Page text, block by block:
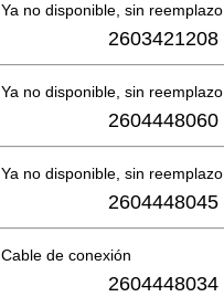
Ya no disponible, sin reemplazo
2603421208
Ya no disponible, sin reemplazo
2604448060
Ya no disponible, sin reemplazo
2604448045
Cable de conexión
2604448034